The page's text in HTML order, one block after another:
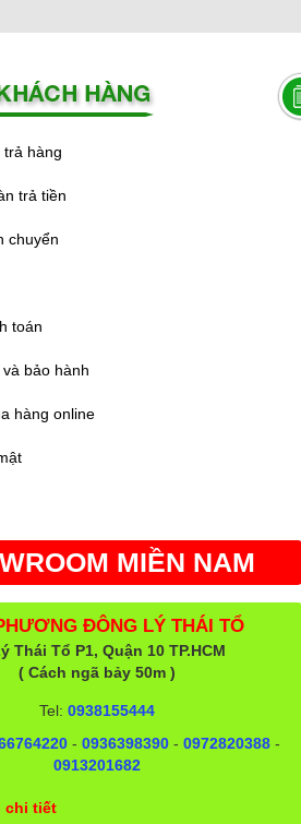
trả hàng
trả tiền
chuyển
toán
bảo hành
hàng online
MIỀN NAM
ĐÔNG LÝ THÁI TỔ
Thái Tổ P1, Quận 10 TP.HCM
( Cách ngã bảy 50m )
Tel:0938155444
- 0936398390- 0972820388-
0913201682
chi tiết